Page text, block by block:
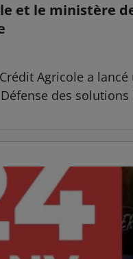
et le ministère
Agricole a
des